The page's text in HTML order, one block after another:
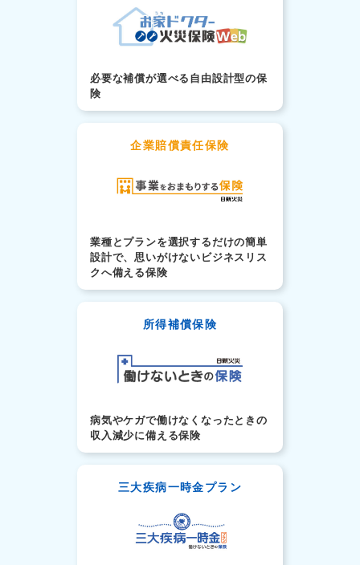
必要な補償が選べる自由設計型の保
険
企業賠償責任保険
業種とプランを選択するだけの簡単
設計で、思いがけないビジネスリス
クへ備える保険
所得補償保険
病気やケガで働けなくなったときの
収入減少に備える保険
三大疾病一時金プラン